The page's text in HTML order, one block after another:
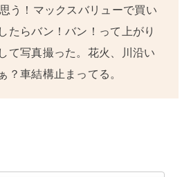
う！マックスバリューで買い
たらバン！バン！って上がり
て写真撮った。花火、川沿い
？車結構止まってる。